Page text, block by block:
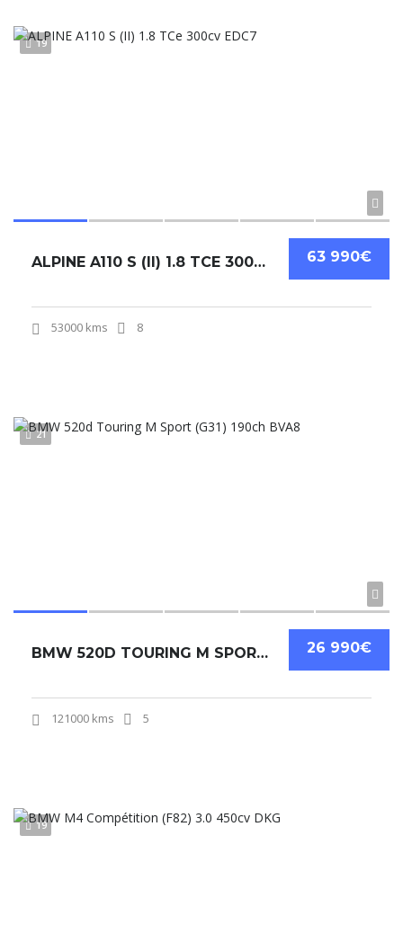
19
63 990€
ALPINE A110 S (II) 1.8 TCE 300CV EDC7
53000 kms 8
21
26 990€
BMW 520D TOURING M SPORT (G31) 190CH BVA8
121000 kms 5
19